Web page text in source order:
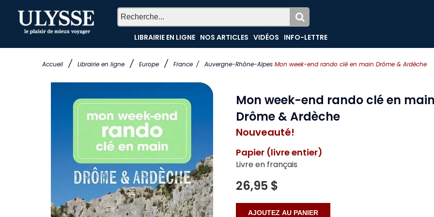
Accueil / Librairie en ligne / Europe / France / Auvergne-Rhône-Alpes Mon week-end rando clé en main Drôme & Ardèche
LIBRAIRIE EN LIGNE NOS ARTICLES VIDÉOS INFO-LETTRE
Mon week-end rando clé en main
Drôme & Ardèche
Nouveauté!
Papier (livre entier)
Livre en français
26,95 $